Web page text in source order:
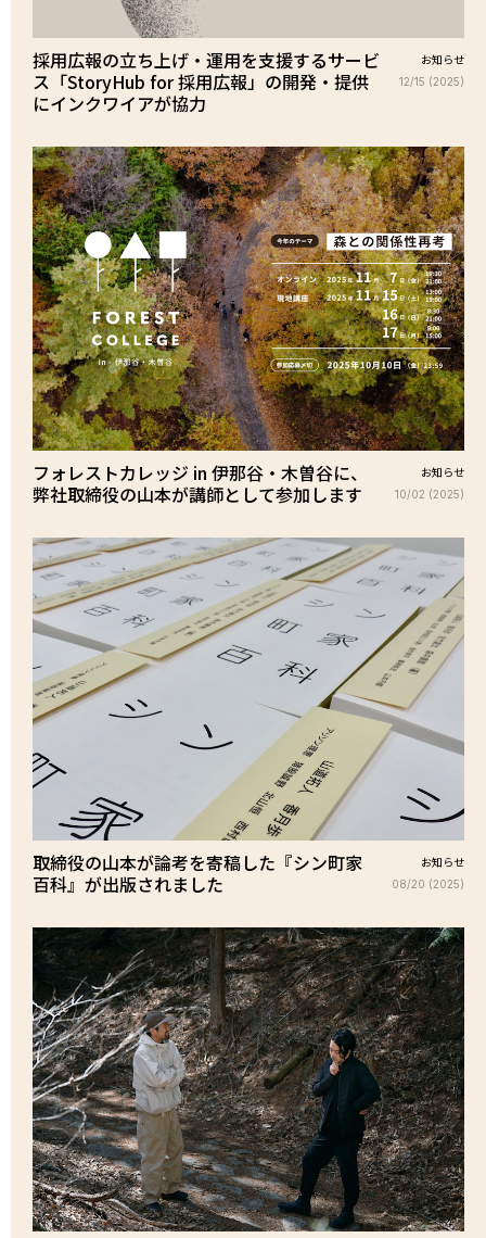
採用広報の立ち上げ・運用を支援するサービ
ス「StoryHub for 採用広報」の開発・提供
にインクワイアが協力
お知らせ
12/15 (2025)
フォレストカレッジ in 伊那谷・木曽谷に、
弊社取締役の山本が講師として参加します
お知らせ
10/02 (2025)
取締役の山本が論考を寄稿した『シン町家
百科』が出版されました
お知らせ
08/20 (2025)